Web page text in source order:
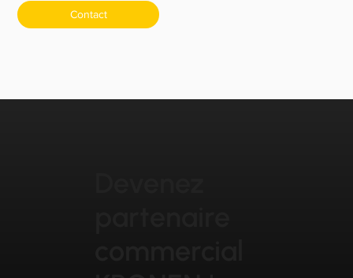
Contact